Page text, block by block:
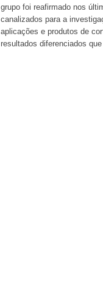
grupo foi reafirmado nos
canalizados para a
aplicações e produtos de
resultados diferenciados